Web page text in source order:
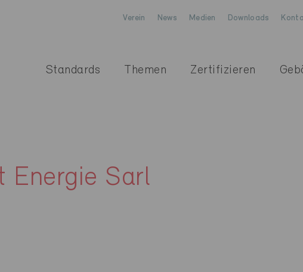
Verein News Medien Downloads
Standards Themen Zertifizieren
Energie Sarl